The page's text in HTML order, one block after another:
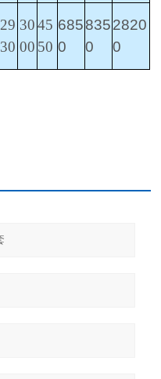
29
30
30
00
45
50
685
0
835
0
2820
0